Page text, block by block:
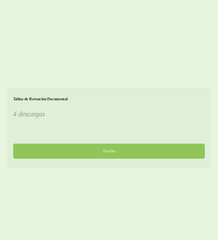
Tablas de Retención Documental
4 descargas
Detalles